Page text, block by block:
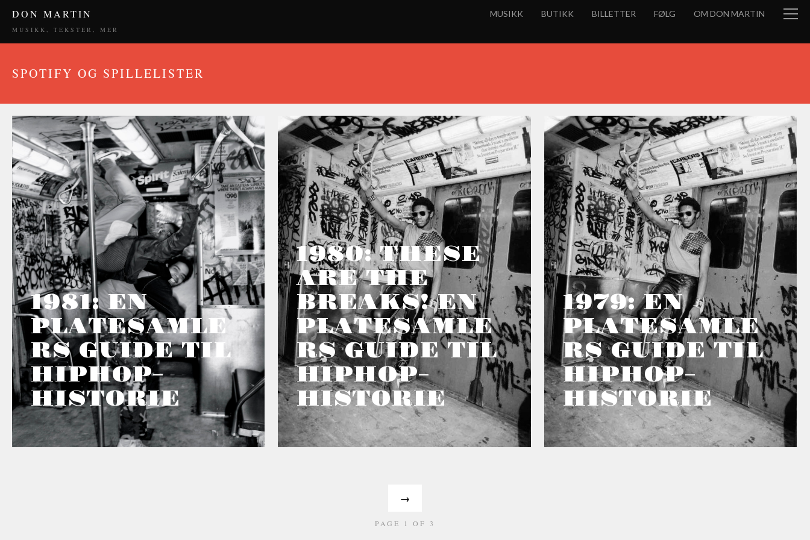
DON MARTIN
MUSIKK, TEKSTER, MER
MUSIKK BUTIKK BILLETTER FØLG OM DON MARTIN
SPOTIFY OG SPILLELISTER
1981: EN
PLATESAMLE
RS GUIDE TIL
HIPHOP-
HISTORIE
1980: THESE
ARE THE
BREAKS! EN
PLATESAMLE
RS GUIDE TIL
HIPHOP-
HISTORIE
1979: EN
PLATESAMLE
RS GUIDE TIL
HIPHOP-
HISTORIE
→
PAGE 1 OF 3